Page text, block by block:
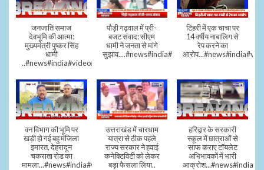
जनजाति समाज
देवभूमि की आत्मा:
मुख्यमंत्री पुष्कर सिंह
धामी
..#news#india#video#viral
पौड़ी गढ़वाल में प्री-
बजट संवाद: सीएम
धामी ने जनता से मांगे
सुझाव....#news#india#video#viral
टिहरी में एक चाचा पर
14 वर्षीय नाबालिग से
रेप करने का
वन विभाग की भूमि पर
खड़ी हो गई बहु मंजिला
इमारत, देहरादून
चकराता रोड का
मामला...#news#india#video
उत्तराखंड में चारधाम
यात्रा से ठीक पहले
राज्य सरकार ने हवाई
कनेक्टिविटी को लेकर
बड़ा फैसला लिया..
हरिद्वार के सरकारी
स्कूल में छात्राओं से
साफ कराए टॉयलेट
अभिभावकों में भारी
आक्रोश...#news#india